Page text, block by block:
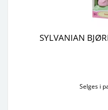
SYLVANIAN
Selges i